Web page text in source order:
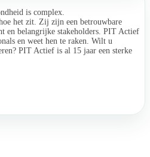
is complex.
het zit. Zij zijn een betrouwbare
en belangrijke stakeholders. PIT Actief
en weet hen te raken. Wilt u
PIT Actief is al 15 jaar een sterke